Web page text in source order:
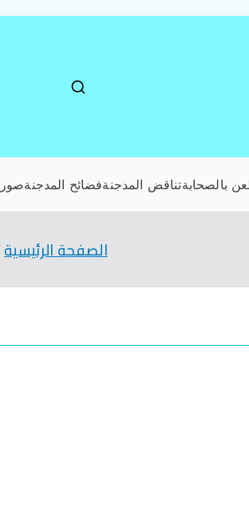
بالصحابةتناقض المدجنةفضائح المدجنةصور
الصفحة الرئيسية